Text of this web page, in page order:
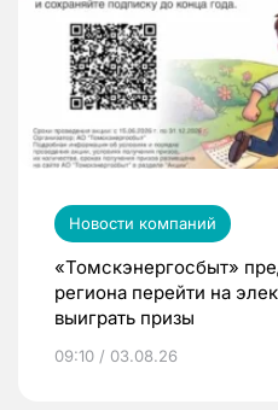
Новости компаний
«Томскэнергосбыт»
региона перейти на
выиграть призы
09:10 / 03.08.26